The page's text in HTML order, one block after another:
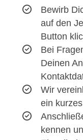
Bewirb
auf den
Button
Bei
Deinen
Wir
ein
kennen